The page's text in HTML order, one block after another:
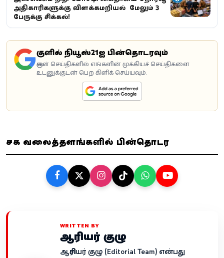
அதிகாரிகளுக்கு விளக்கமறியல் – மேலும் 3
பேருக்கு சிக்கல்!
கூகுளில் நியூஸ்21ஐ பின்தொடரவும்
கூகுள் செய்திகளில் எங்களின் முக்கியச் செய்திகளை
உடனுக்குடன் பெற கிளிக் செய்யவும்.
சமூக வலைத்தளங்களில் பின்தொடர
WRITTEN BY
ஆசிரியர் குழு
ஆசிரியர் குழு (Editorial Team) என்பது